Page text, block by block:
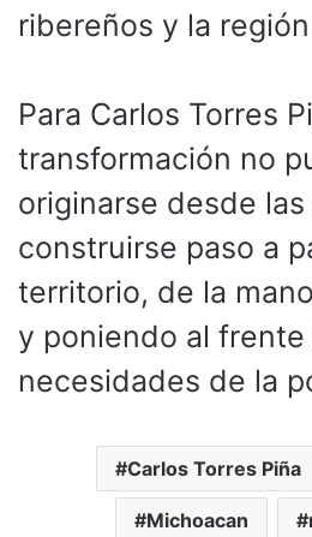
ribereños y la
Para Carlos Torres
transformación no
originarse desde
construirse paso a
territorio, de la
y poniendo al frente
necesidades de la
Carlos Torres Piña
Michoacan